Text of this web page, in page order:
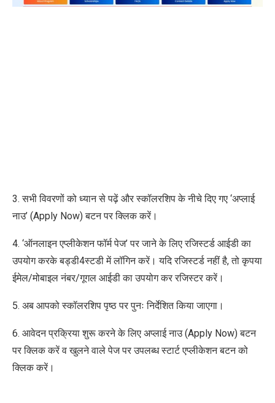
3. सभी विवरणों को ध्यान से पढ़ें और स्कॉलरशिप के नीचे दिए गए ‘अप्लाई
नाउ’ (Apply Now) बटन पर क्लिक करें।
4. ‘ऑनलाइन एप्लीकेशन फॉर्म पेज’ पर जाने के लिए रजिस्टर्ड आईडी का
उपयोग करके बड्डी4स्टडी में लॉगिन करें। यदि रजिस्टर्ड नहीं है, तो कृपया
ईमेल/मोबाइल नंबर/गूगल आईडी का उपयोग कर रजिस्टर करें।
5. अब आपको स्कॉलरशिप पृष्ठ पर पुनः निर्देशित किया जाएगा।
6. आवेदन प्रक्रिया शुरू करने के लिए अप्लाई नाउ (Apply Now) बटन
पर क्लिक करें व खुलने वाले पेज पर उपलब्ध स्टार्ट एप्लीकेशन बटन को
क्लिक करें।